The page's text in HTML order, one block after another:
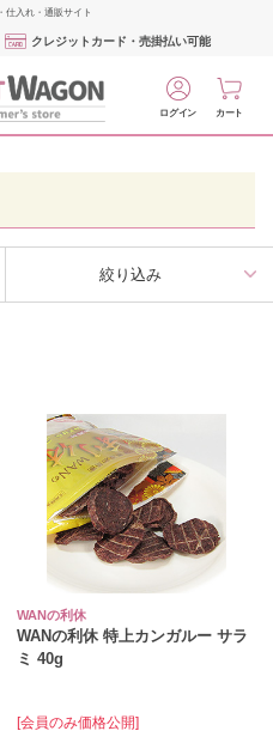
仕入れ・通販サイト
クレジットカード・売掛払い可能
ログイン カート
絞り込み
WANの利休
WANの利休 特上カンガルー サラ
ミ 40g
[会員のみ価格公開]